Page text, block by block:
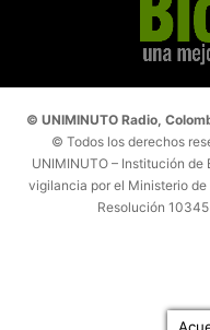
© UNIMINUTO Radio,
© Todos los derechos
UNIMINUTO – Institución
vigilancia por el Ministerio
Resolución